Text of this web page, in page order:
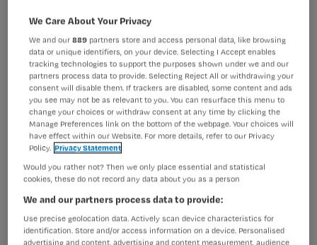
Medicatie
Ineens zieker na
medicatiebegeleiding: wat gaat
er mis in deze casus?
Medicatie
Waarom valt mevrouw Mertens
steeds? Casus polyfarmacie
We Care About Your Privacy
We and our889 partners store and access personal data, like browsing
data or unique identifiers, on your device. Selecting I Accept enables
tracking technologies to support the purposes shown under we and our
partners process data to provide. Selecting Reject All or withdrawing your
consent will disable them. If trackers are disabled, some content and ads
you see may not be as relevant to you. You can resurface this menu to
change your choices or withdraw consent at any time by clicking the
Manage Preferences link on the bottom of the webpage. Your choices will
have effect within our Website. For more details, refer to our Privacy
Policy. Privacy Statement
Would you rather not? Then we only place essential and statistical
cookies, these do not record any data about you as a person
We and our partners process data to provide:
Use precise geolocation data. Actively scan device characteristics for
identification. Store and/or access information on a device. Personalised
advertising and content, advertising and content measurement, audience